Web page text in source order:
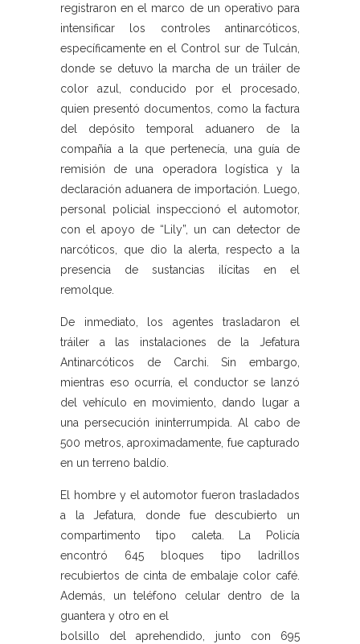
registraron en el marco de un operativo para
intensificar los controles antinarcóticos,
específicamente en el Control sur de Tulcán,
donde se detuvo la marcha de un tráiler de
color azul, conducido por el procesado,
quien presentó documentos, como la factura
del depósito temporal aduanero de la
compañía a la que pertenecía, una guía de
remisión de una operadora logística y la
declaración aduanera de importación. Luego,
personal policial inspeccionó el automotor,
con el apoyo de “Lily”, un can detector de
narcóticos, que dio la alerta, respecto a la
presencia de sustancias ilícitas en el
remolque.
De inmediato, los agentes trasladaron el
tráiler a las instalaciones de la Jefatura
Antinarcóticos de Carchi. Sin embargo,
mientras eso ocurría, el conductor se lanzó
del vehículo en movimiento, dando lugar a
una persecución ininterrumpida. Al cabo de
500 metros, aproximadamente, fue capturado
en un terreno baldío.
El hombre y el automotor fueron trasladados
a la Jefatura, donde fue descubierto un
compartimento tipo caleta. La Policía
encontró 645 bloques tipo ladrillos
recubiertos de cinta de embalaje color café.
Además, un teléfono celular dentro de la
guantera y otro en el
bolsillo del aprehendido, junto con 695